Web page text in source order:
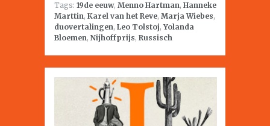
Tags: 19de eeuw, Menno Hartman, Hanneke
Marttin, Karel van het Reve, Marja Wiebes,
duovertalingen, Leo Tolstoj,Yolanda
Bloemen, Nijhoffprijs, Russisch